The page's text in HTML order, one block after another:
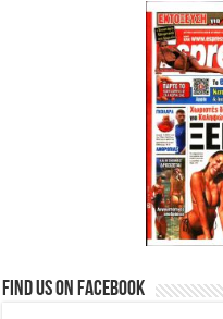
Find us on Facebook